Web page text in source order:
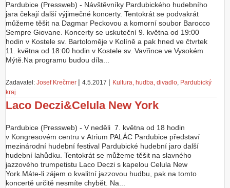
Pardubice (Pressweb) - Návštěvníky Pardubického hudebního
jara čekají další výjimečné koncerty. Tentokrát se podvakrát
můžeme těšit na Dagmar Peckovou a komorní soubor Barocco
Sempre Giovane. Koncerty se uskuteční 9. května od 19:00
hodin v Kostele sv. Bartoloměje v Kolíně a pak hned ve čtvrtek
11. května od 18:00 hodin v Kostele sv. Vavřince ve Vysokém
Mýtě.Na programu budou díla...
Zadavatel: Josef Krečmer | 4.5.2017 | Kultura, hudba, divadlo, Pardubický
kraj
Laco Deczi&Celula New York
Pardubice (Pressweb) - V neděli 7. května od 18 hodin
v Kongresovém centru v Atrium PALÁC Pardubice představí
mezinárodní hudební festival Pardubické hudební jaro další
hudební lahůdku. Tentokrát se můžeme těšit na slavného
jazzového trumpetistu Laco Deczi s kapelou Celula New
York.Máte-li zájem o kvalitní jazzovou hudbu, pak na tomto
koncertě určitě nesmíte chybět. Na...